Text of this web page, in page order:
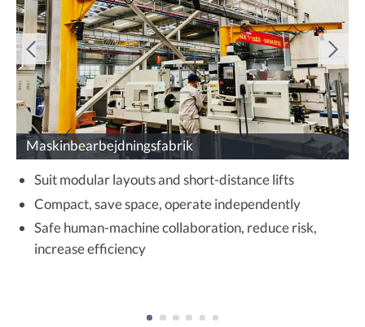
Maskinbearbejdningsfabrik
Suit modular layouts and short-distance lifts
Compact, save space, operate independently
Safe human-machine collaboration, reduce risk,
increase efficiency